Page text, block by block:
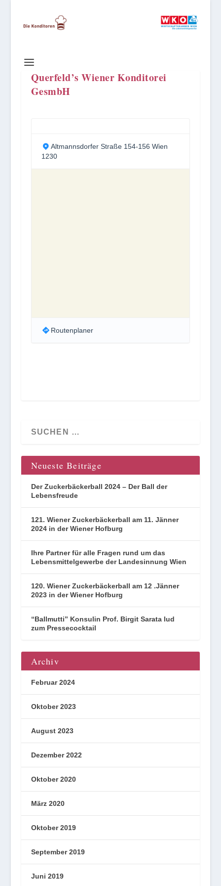
Querfeld’s Wiener Konditorei
GesmbH
Altmannsdorfer Straße 154-156 Wien
1230
Routenplaner
Neueste Beiträge
Der Zuckerbäckerball 2024 – Der Ball der
Lebensfreude
121. Wiener Zuckerbäckerball am 11. Jänner
2024 in der Wiener Hofburg
Ihre Partner für alle Fragen rund um das
Lebensmittelgewerbe der Landesinnung Wien
120. Wiener Zuckerbäckerball am 12 .Jänner
2023 in der Wiener Hofburg
“Ballmutti” Konsulin Prof. Birgit Sarata lud
zum Pressecocktail
Archiv
Februar 2024
Oktober 2023
August 2023
Dezember 2022
Oktober 2020
März 2020
Oktober 2019
September 2019
Juni 2019